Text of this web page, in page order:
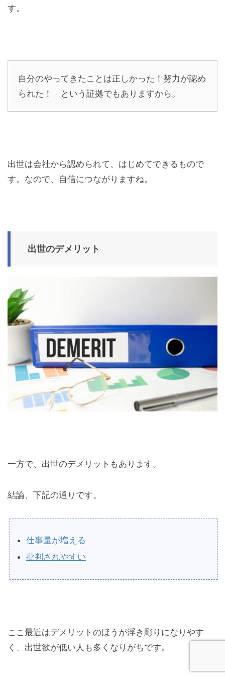
す。
自分のやってきたことは正しかった！努力が認め
られた！ という証拠でもありますから。
出世は会社から認められて、はじめてできるもので
す。なので、自信につながりますね。
出世のデメリット
一方で、出世のデメリットもあります。
結論、下記の通りです。
仕事量が増える
批判されやすい
ここ最近はデメリットのほうが浮き彫りになりやす
く、出世欲が低い人も多くなりがちです。